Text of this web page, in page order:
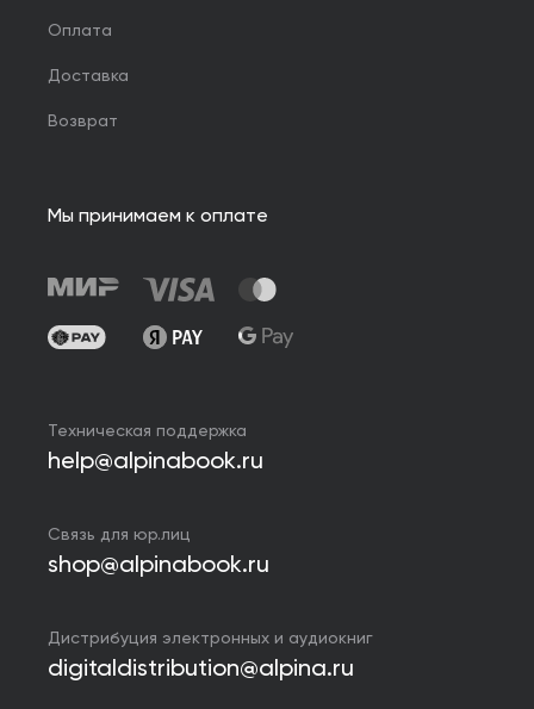
Оплата
Доставка
Возврат
Мы принимаем к оплате
Техническая поддержка
help@alpinabook.ru
Связь для юр.лиц
shop@alpinabook.ru
Дистрибуция электронных и аудиокниг
digitaldistribution@alpina.ru